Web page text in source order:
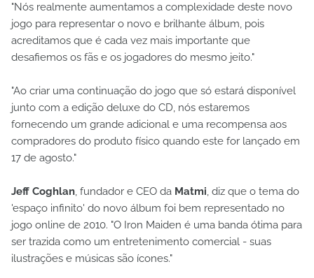
"Nós realmente aumentamos a complexidade deste novo
jogo para representar o novo e brilhante álbum, pois
acreditamos que é cada vez mais importante que
desafiemos os fãs e os jogadores do mesmo jeito."
"Ao criar uma continuação do jogo que só estará disponível
junto com a edição deluxe do CD, nós estaremos
fornecendo um grande adicional e uma recompensa aos
compradores do produto físico quando este for lançado em
17 de agosto."
Jeff Coghlan, fundador e CEO da Matmi, diz que o tema do
'espaço infinito' do novo álbum foi bem representado no
jogo online de 2010. "O Iron Maiden é uma banda ótima para
ser trazida como um entretenimento comercial - suas
ilustrações e músicas são ícones."